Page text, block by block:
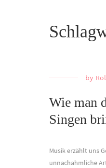
by
Wie man
Singen
Musik erzählt uns
unnachahmliche